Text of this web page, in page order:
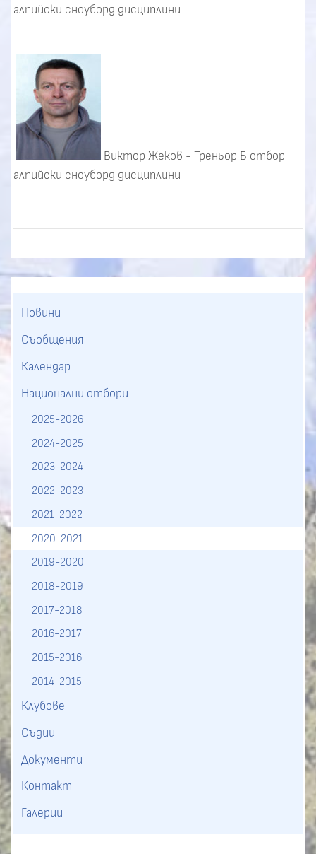
алпийски сноуборд дисциплини
Виктор Жеков - Треньор Б отбор
алпийски сноуборд дисциплини
Новини
Съобщения
Календар
Национални отбори
2025-2026
2024-2025
2023-2024
2022-2023
2021-2022
2020-2021
2019-2020
2018-2019
2017-2018
2016-2017
2015-2016
2014-2015
Клубове
Съдии
Документи
Контакт
Галерии